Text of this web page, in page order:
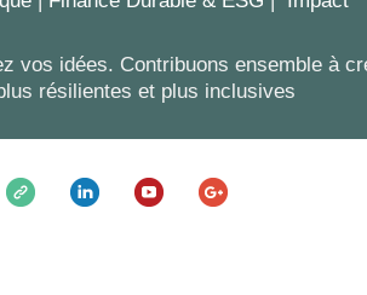
vos idées. Contribuons ensemble à
résilientes et plus inclusives